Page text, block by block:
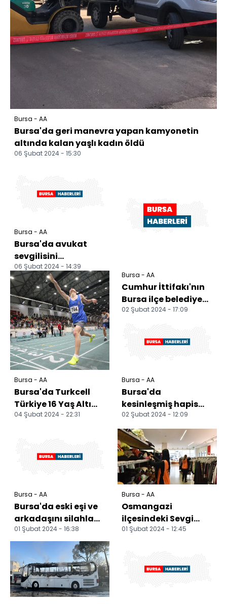
Bursa - AA
Bursa'da geri manevra yapan kamyonetin
altında kalan yaşlı kadın öldü
06 Şubat 2024 - 15:30
Bursa - AA
Bursa'da avukat
sevgilisini
yağmalayarak
darbettiği öne
sürülen sanığın tut...
06 Şubat 2024 - 14:39
Bursa - AA
Bursa'da Turkcell
Türkiye 16 Yaş Altı
Salon Atletizm
04 Şubat 2024 - 22:31
Bursa - AA
Cumhur İttifakı'nın
Bursa ilçe belediye
başkan adayları
02 Şubat 2024 - 17:09
Bursa - AA
Bursa'da
kesinleşmiş hapis
cezası bulunan firari
hükümlü yakalandı
02 Şubat 2024 - 12:09
Bursa - AA
Bursa'da eski eşi ve
arkadaşını silahla
yaralayan sanığın
yargılanmasına ba...
01 Şubat 2024 - 16:38
Bursa - AA
Osmangazi
ilçesindeki Sevgi
Mağazası ihtiyaç
01 Şubat 2024 - 12:45